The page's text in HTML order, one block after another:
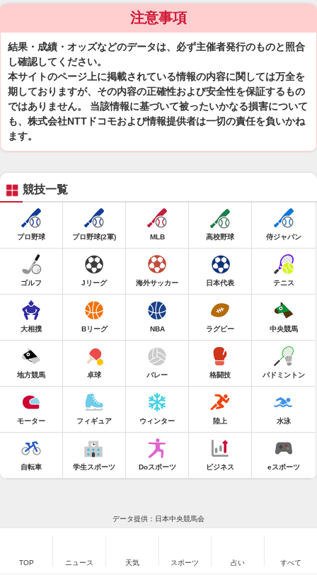
注意事項
結果・成績・オッズなどのデータは、必ず主催者発行のものと照合
し確認してください。
本サイトのページ上に掲載されている情報の内容に関しては万全を
期しておりますが、その内容の正確性および安全性を保証するもの
ではありません。 当該情報に基づいて被ったいかなる損害について
も、株式会社NTTドコモおよび情報提供者は一切の責任を負いかね
ます。
競技一覧
プロ野球 プロ野球(2軍) MLB 高校野球 侍ジャパン
ゴルフ Jリーグ 海外サッカー 日本代表 テニス
大相撲 Bリーグ NBA ラグビー 中央競馬
地方競馬 卓球 バレー 格闘技 バドミントン
モーター フィギュア ウィンター 陸上 水泳
自転車 学生スポーツ Doスポーツ ビジネス eスポーツ
データ提供：日本中央競馬会
TOP ニュース 天気 スポーツ 占い すべて